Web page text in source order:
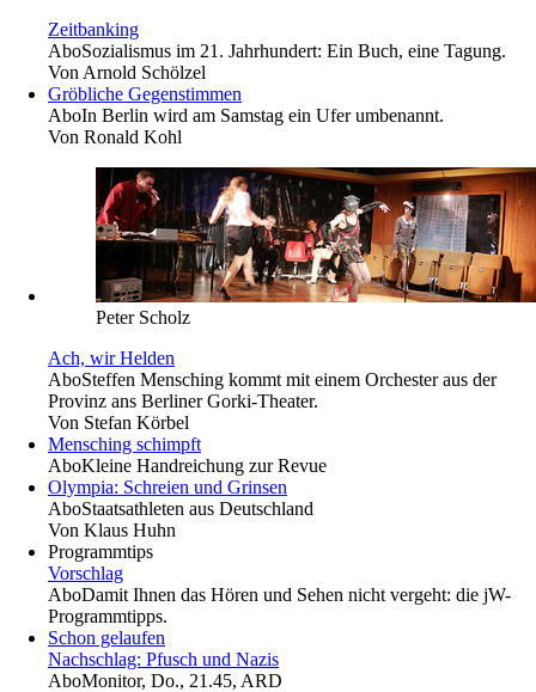
Zeitbanking
AboSozialismus im 21. Jahrhundert: Ein Buch, eine Tagung.
Von Arnold Schölzel
Gröbliche Gegenstimmen
AboIn Berlin wird am Samstag ein Ufer umbenannt.
Von Ronald Kohl
Peter Scholz
Ach, wir Helden
AboSteffen Mensching kommt mit einem Orchester aus der
Provinz ans Berliner Gorki-Theater.
Von Stefan Körbel
Mensching schimpft
AboKleine Handreichung zur Revue
Olympia: Schreien und Grinsen
AboStaatsathleten aus Deutschland
Von Klaus Huhn
Programmtips
Vorschlag
AboDamit Ihnen das Hören und Sehen nicht vergeht: die jW-
Programmtipps.
Schon gelaufen
Nachschlag: Pfusch und Nazis
AboMonitor, Do., 21.45, ARD